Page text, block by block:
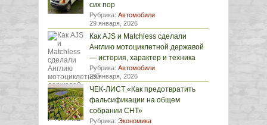
сих пор
Рубрика: Автомобили
29 января, 2026
Как AJS и Matchless сделали
Англию мотоциклетной державой
— история, характер и техника
Рубрика: Автомобили
29 января, 2026
ЧЕК-ЛИСТ «Как предотвратить
фальсификации на общем
собрании СНТ»
Рубрика: Экономика